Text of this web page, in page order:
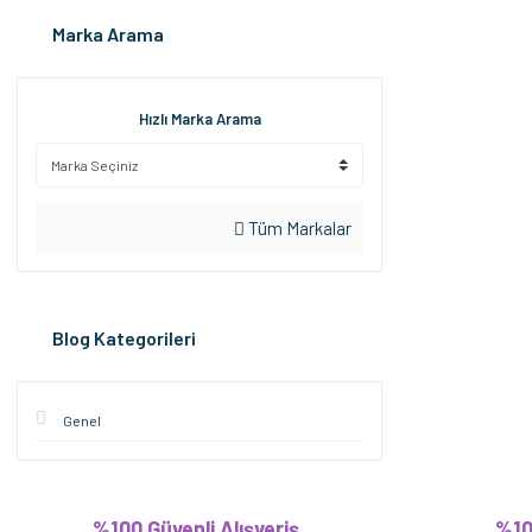
Marka Arama
Hızlı Marka Arama
Tüm Markalar
Blog Kategorileri
Genel